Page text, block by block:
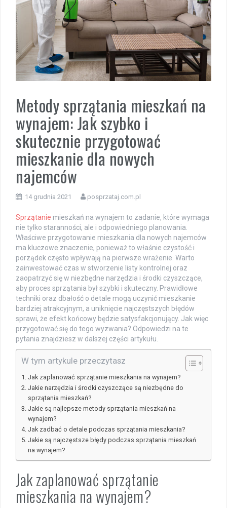
Metody sprzątania mieszkań na
wynajem: Jak szybko i
skutecznie przygotować
mieszkanie dla nowych
najemców
14 grudnia 2021 posprzataj.com.pl
Sprzątanie mieszkań na wynajem to zadanie, które wymaga
nie tylko staranności, ale i odpowiedniego planowania.
Właściwe przygotowanie mieszkania dla nowych najemców
ma kluczowe znaczenie, ponieważ to właśnie czystość i
porządek często wpływają na pierwsze wrażenie. Warto
zainwestować czas w stworzenie listy kontrolnej oraz
zaopatrzyć się w niezbędne narzędzia i środki czyszczące,
aby proces sprzątania był szybki i skuteczny. Prawidłowe
techniki oraz dbałość o detale mogą uczynić mieszkanie
bardziej atrakcyjnym, a uniknięcie najczęstszych błędów
sprawi, że efekt końcowy będzie satysfakcjonujący. Jak więc
przygotować się do tego wyzwania? Odpowiedzi na te
pytania znajdziesz w dalszej części artykułu.
W tym artykule przeczytasz
Jak zaplanować sprzątanie mieszkania na wynajem?
Jakie narzędzia i środki czyszczące są niezbędne do
sprzątania mieszkań?
Jakie są najlepsze metody sprzątania mieszkań na
wynajem?
Jak zadbać o detale podczas sprzątania mieszkania?
Jakie są najczęstsze błędy podczas sprzątania mieszkań
na wynajem?
Jak zaplanować sprzątanie
mieszkania na wynajem?